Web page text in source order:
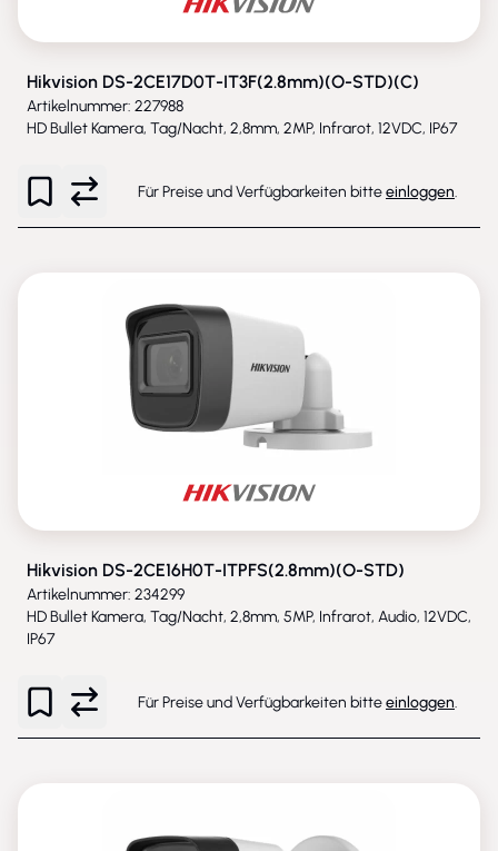
Hikvision DS-2CE17D0T-IT3F(2.8mm)(O-STD)(C)
Artikelnummer: 227988
HD Bullet Kamera, Tag/Nacht, 2,8mm, 2MP, Infrarot, 12VDC, IP67
Für Preise und Verfügbarkeiten bitteeinloggen.
Hikvision DS-2CE16H0T-ITPFS(2.8mm)(O-STD)
Artikelnummer: 234299
HD Bullet Kamera, Tag/Nacht, 2,8mm, 5MP, Infrarot, Audio, 12VDC,
IP67
Für Preise und Verfügbarkeiten bitteeinloggen.